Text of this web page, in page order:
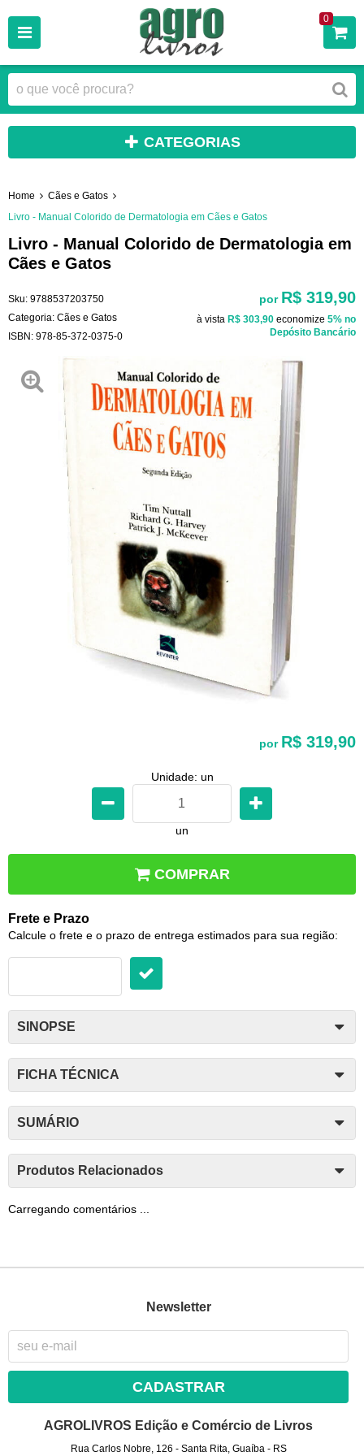
0
CATEGORIAS
Home
Cães e Gatos
Livro - Manual Colorido de Dermatologia em Cães e Gatos
Livro - Manual Colorido de Dermatologia em
Cães e Gatos
Sku: 9788537203750
Categoria: Cães e Gatos
ISBN: 978-85-372-0375-0
por R$ 319,90
à vista R$ 303,90 economize 5% no
Depósito Bancário
por R$ 319,90
Unidade: un
un
COMPRAR
Frete e Prazo
Calcule o frete e o prazo de entrega estimados para sua região:
SINOPSE
FICHA TÉCNICA
SUMÁRIO
Produtos Relacionados
Carregando comentários ...
Newsletter
CADASTRAR
AGROLIVROS Edição e Comércio de Livros
Rua Carlos Nobre, 126 - Santa Rita, Guaíba- RS